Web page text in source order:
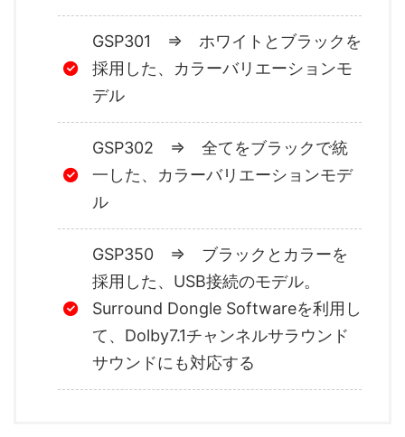
GSP301 ⇒ ホワイトとブラックを
採用した、カラーバリエーションモ
デル
GSP302 ⇒ 全てをブラックで統
一した、カラーバリエーションモデ
ル
GSP350 ⇒ ブラックとカラーを
採用した、USB接続のモデル。
Surround Dongle Softwareを利用し
て、Dolby7.1チャンネルサラウンド
サウンドにも対応する